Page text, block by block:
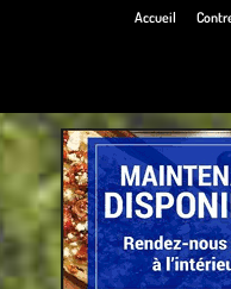
Accueil